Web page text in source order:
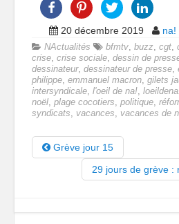
20 décembre 2019 na!
NActualités bfmtv, buzz, cgt,
crise, crise sociale, dessin de
dessinateur, dessinateur de presse,
philippe, emmanuel macron, gilets
intersyndicale, l'oeil de na!,
noël, plage cocotiers, politique,
syndicats, vacances, vacances de
Grève jour 15
29 jours de grève :